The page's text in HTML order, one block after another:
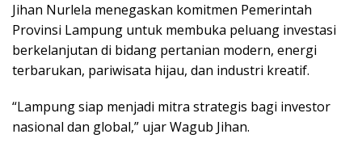
Jihan Nurlela menegaskan komitmen Pemerintah
Provinsi Lampung untuk membuka peluang investasi
berkelanjutan di bidang pertanian modern, energi
terbarukan, pariwisata hijau, dan industri kreatif.
“Lampung siap menjadi mitra strategis bagi investor
nasional dan global,” ujar Wagub Jihan.